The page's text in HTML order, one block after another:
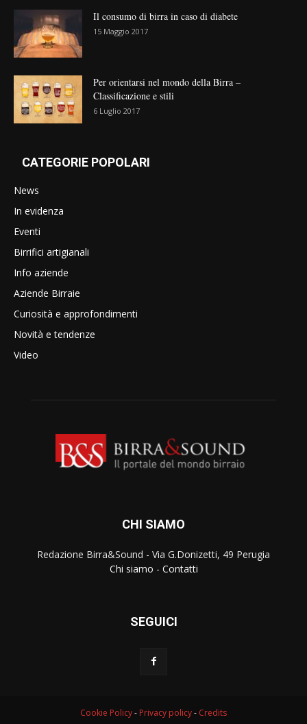
Il consumo di birra in caso di diabete
15 Maggio 2017
Per orientarsi nel mondo della Birra –
Classificazione e stili
6 Luglio 2017
CATEGORIE POPOLARI
News
In evidenza
Eventi
Birrifici artigianali
Info aziende
Aziende Birraie
Curiosità e approfondimenti
Novità e tendenze
Video
CHI SIAMO
Redazione Birra&Sound - Via G.Donizetti, 49 Perugia
Chi siamo - Contatti
SEGUICI
Cookie Policy- Privacy policy- Credits